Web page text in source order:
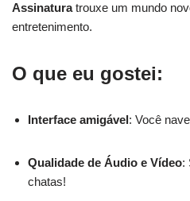
Assinaturatrouxe um mundo
entretenimento.
O que eu gostei:
Interface amigável: Você
Qualidade de Áudio e Vídeo:
chatas!